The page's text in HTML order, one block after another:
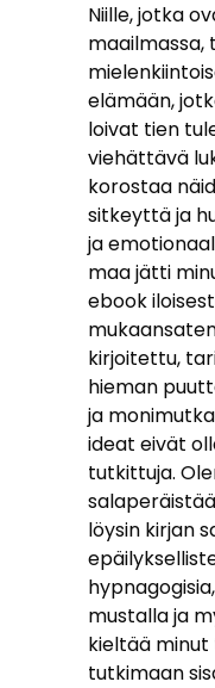
Niille, jotka
maailmassa,
elämään,
loivat tien
viehättävä
korostaa
sitkeyttä ja
ja
maa jätti
ebook
kirjoitettu,
hieman
ja
ideat eivät
tutkittuja.
löysin kirjan
mustalla ja
kieltää
tutkimaan